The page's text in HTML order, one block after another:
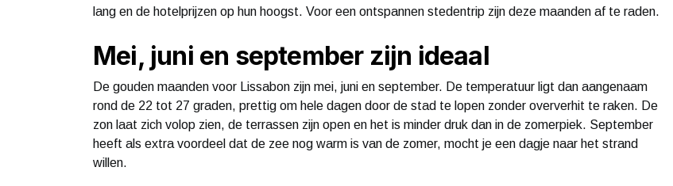
lang en de hotelprijzen op hun hoogst. Voor een ontspannen stedentrip zijn deze maanden af te raden.
Mei, juni en september zijn ideaal
De gouden maanden voor Lissabon zijn mei, juni en september. De temperatuur ligt dan aangenaam
rond de 22 tot 27 graden, prettig om hele dagen door de stad te lopen zonder oververhit te raken. De
zon laat zich volop zien, de terrassen zijn open en het is minder druk dan in de zomerpiek. September
heeft als extra voordeel dat de zee nog warm is van de zomer, mocht je een dagje naar het strand
willen.